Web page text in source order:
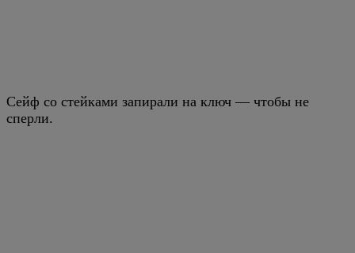
Сейф со стейками запирали на ключ — чтобы не
сперли.